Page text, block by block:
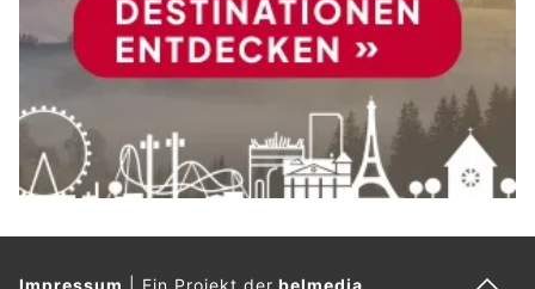
Impressum Ein Projekt derbelmedia